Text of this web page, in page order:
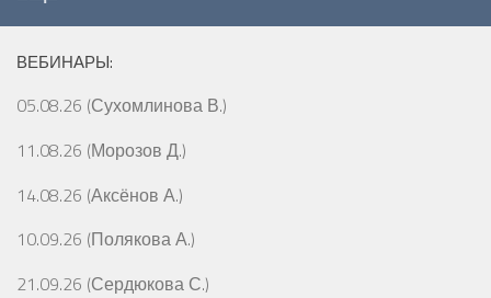
ВЕБИНАРЫ:
05.08.26 (Сухомлинова В.)
11.08.26 (Морозов Д.)
14.08.26 (Аксёнов А.)
10.09.26 (Полякова А.)
21.09.26 (Сердюкова С.)